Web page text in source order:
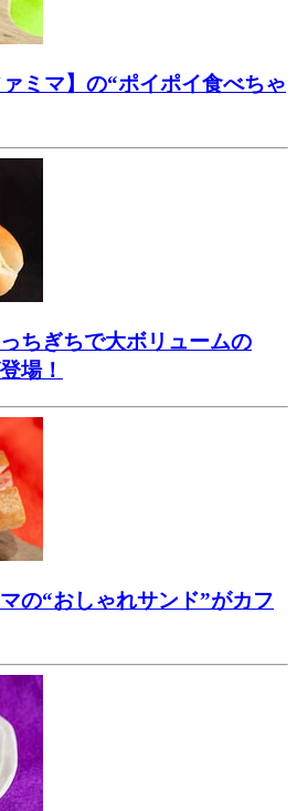
ミマ】の“ポイポイ食べちゃ
ちぎちで大ボリュームの
場！
の“おしゃれサンド”がカフ